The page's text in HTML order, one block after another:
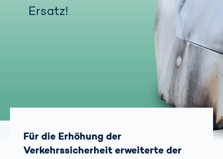
Ersatz!
Für die Erhöhung der
Verkehrssicherheit erweiterte der